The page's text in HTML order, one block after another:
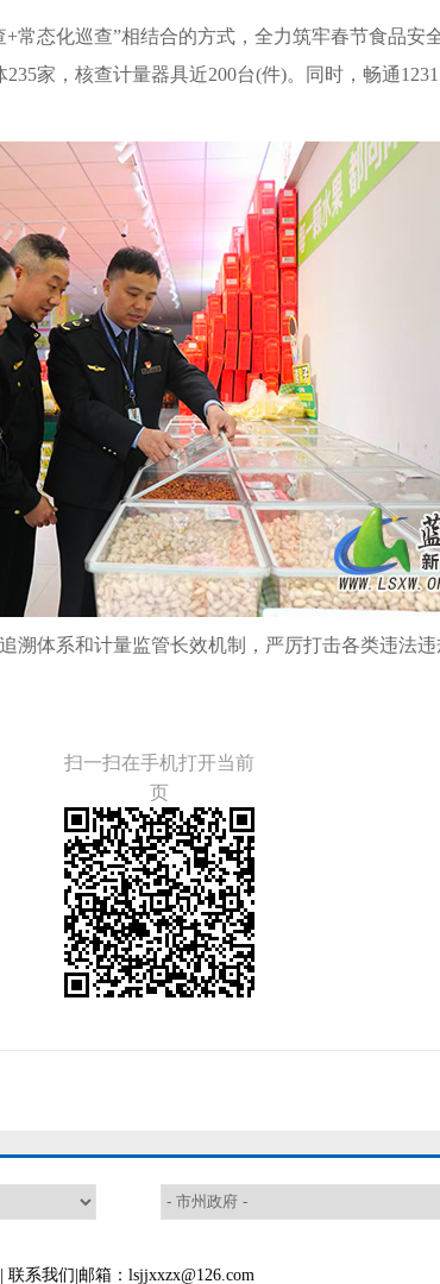
常态化巡查”相结合的方式，全力筑牢春节食品
家，核查计量器具近200台(件)。同时，畅通
体系和计量监管长效机制，严厉打击各类违法
扫一扫在手机打开当前
页
联系我们 |邮箱：lsjjxxzx@126.com